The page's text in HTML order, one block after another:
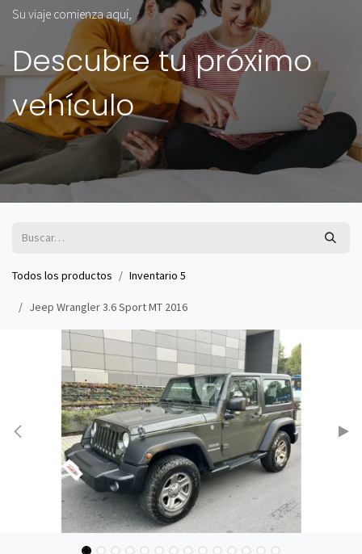
Su viaje comienza aquí,
Descubre tu próximo
vehículo
Todos los productos Inventario 5
Jeep Wrangler 3.6 Sport MT 2016